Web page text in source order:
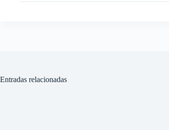
Entradas relacionadas